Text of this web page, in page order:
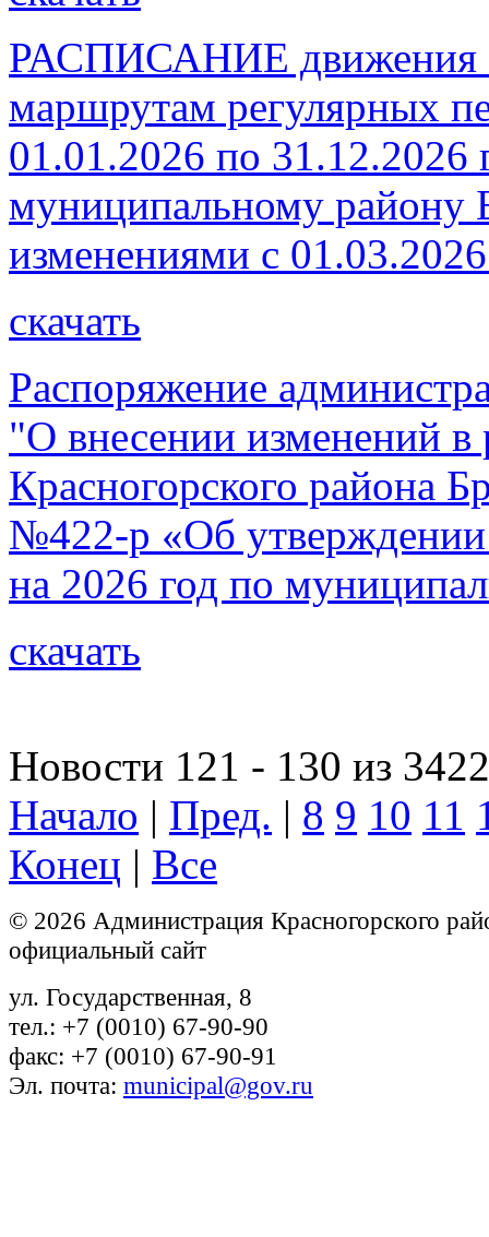
РАСПИСАНИЕ движения
маршрутам регулярных
01.01.2026 по 31.12.2026
муниципальному району
изменениями с
скачать
Распоряжение
"О внесении изменений в
Красногорского района
№422-р «Об утверждении
на 2026 год по
скачать
Новости 121 - 130 из 3422
Начало | Пред. | 8 9 10 11
Конец | Все
© 2026 Администрация Красногорского
официальный сайт
ул. Государственная, 8
тел.: +7 (0010) 67-90-90
факс: +7 (0010) 67-90-91
Эл. почта: municipal@gov.ru